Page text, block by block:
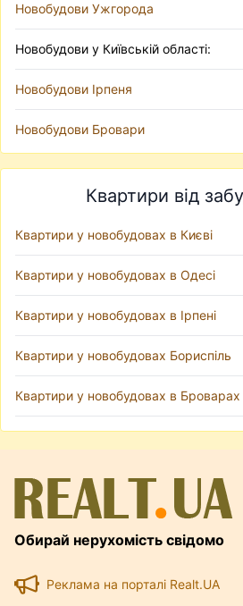
Новобудови Ужгорода
Новобудови у Київській області:
Новобудови Ірпеня
Новобудови Бровари
Квартири від
Квартири у новобудовах в Києві
Квартири у новобудовах в Одесі
Квартири у новобудовах в Ірпені
Квартири у новобудовах Бориспіль
Квартири у новобудовах в Броварах
Обирай нерухомість свідомо
Реклама на порталі Realt.UA